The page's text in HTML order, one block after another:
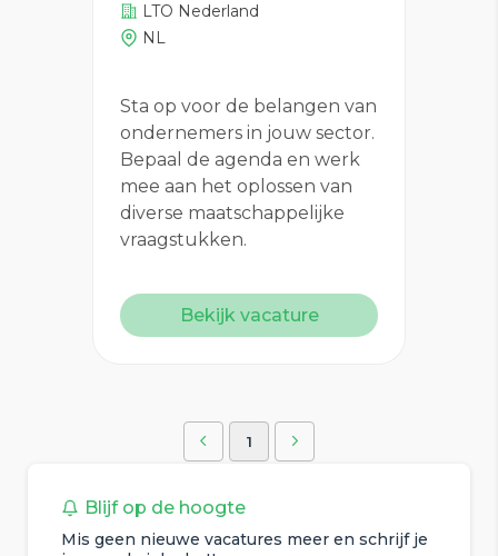
LTO Nederland
NL
Sta op voor de belangen van
ondernemers in jouw sector.
Bepaal de agenda en werk
mee aan het oplossen van
diverse maatschappelijke
vraagstukken.
Bekijk vacature
1
Blijf op de hoogte
Mis geen nieuwe vacatures meer en schrijf je